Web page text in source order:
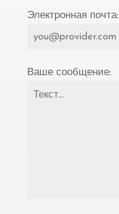
Электронная почта:
Ваше сообщение: